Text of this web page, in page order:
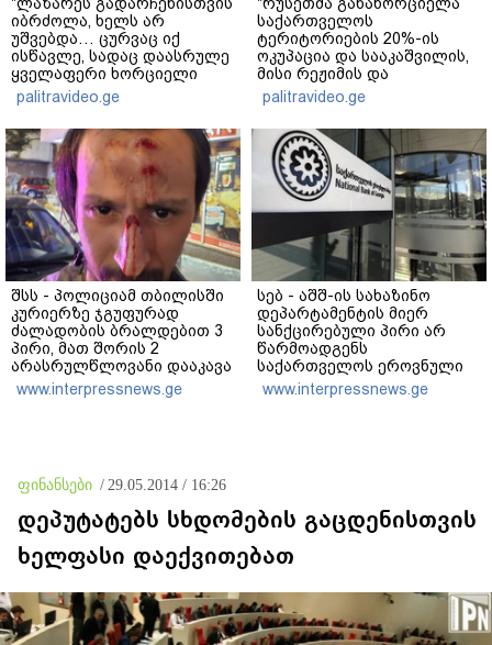
იბრძოლა, ხელს არ
უშვებდა… ცურვაც იქ
ისწავლე, სადაც დაასრულე
ყველაფერი ხორციელი
ცხოვრებიდან" – რას წერს
ხობში დაღუპული დედა-
შვილის ახლობელი?
palitravideo.ge
საქართველოს
ტერიტორიების 20%-ის
ოკუპაცია და სააკაშვილის,
მისი რეჟიმის და
"ნაცმოძრაობის" ღალატი
ვერანაირად ვერ
გადაფარავს ამ
დანაშაულს" - ირაკლი
კობახიძე
palitravideo.ge
შსს - პოლიციამ თბილისში
კურიერზე ჯგუფურად
ძალადობის ბრალდებით 3
პირი, მათ შორის 2
არასრულწლოვანი დააკავა
- კიდევ 2 პირის დაკავების
მიზნით კი შესაბამისი
www.interpressnews.ge
სებ - აშშ-ის სახაზინო
დეპარტამენტის მიერ
სანქცირებული პირი არ
წარმოადგენს
საქართველოს ეროვნული
ბანკის რეგულირებულ
www.interpressnews.ge
ფინანსები / 29.05.2014 / 16:26
დეპუტატებს სხდომების გაცდენისთვის
ხელფასი დაექვითებათ